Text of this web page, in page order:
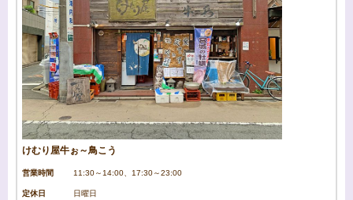
けむり屋牛ぉ～鳥こう
営業時間 11:30～14:00、17:30～23:00
定休日 日曜日